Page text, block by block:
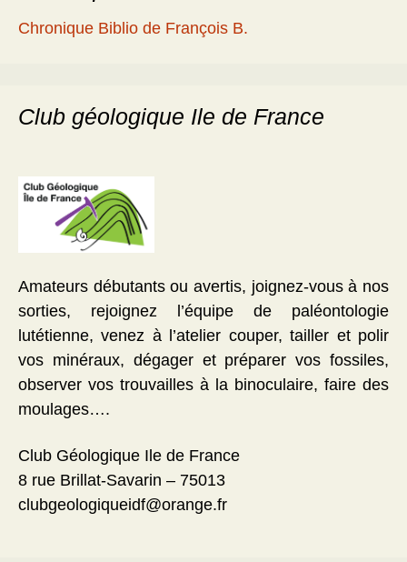
Chronique Biblio de François B.
Club géologique Ile de France
Amateurs débutants ou avertis, joignez-vous à nos
sorties, rejoignez l’équipe de paléontologie
lutétienne, venez à l’atelier couper, tailler et polir
vos minéraux, dégager et préparer vos fossiles,
observer vos trouvailles à la binoculaire, faire des
moulages….
Club Géologique Ile de France
8 rue Brillat-Savarin – 75013
clubgeologiqueidf@orange.fr